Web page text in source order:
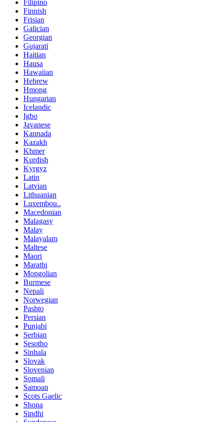
Filipino
Finnish
Frisian
Galician
Georgian
Gujarati
Haitian
Hausa
Hawaiian
Hebrew
Hmong
Hungarian
Icelandic
Igbo
Javanese
Kannada
Kazakh
Khmer
Kurdish
Kyrgyz
Latin
Latvian
Lithuanian
Luxembou..
Macedonian
Malagasy
Malay
Malayalam
Maltese
Maori
Marathi
Mongolian
Burmese
Nepali
Norwegian
Pashto
Persian
Punjabi
Serbian
Sesotho
Sinhala
Slovak
Slovenian
Somali
Samoan
Scots Gaelic
Shona
Sindhi